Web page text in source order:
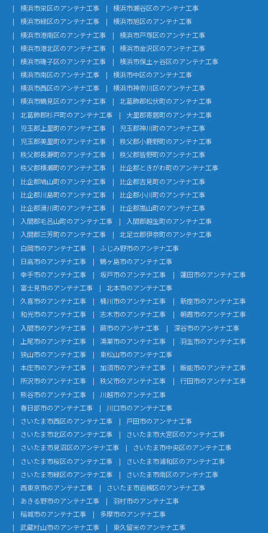
横浜市栄区のアンテナ工事
横浜市瀬谷区のアンテナ工事
横浜市緑区のアンテナ工事
横浜市旭区のアンテナ工事
横浜市港南区のアンテナ工事
横浜市戸塚区のアンテナ工事
横浜市港北区のアンテナ工事
横浜市金沢区のアンテナ工事
横浜市磯子区のアンテナ工事
横浜市保土ヶ谷区のアンテナ工事
横浜市南区のアンテナ工事
横浜市中区のアンテナ工事
横浜市西区のアンテナ工事
横浜市神奈川区のアンテナ工事
横浜市鶴見区のアンテナ工事
北葛飾郡松伏町のアンテナ工事
北葛飾郡杉戸町のアンテナ工事
大里郡寄居町のアンテナ工事
児玉郡上里町のアンテナ工事
児玉郡神川町のアンテナ工事
児玉郡美里町のアンテナ工事
秩父郡小鹿野町のアンテナ工事
秩父郡長瀞町のアンテナ工事
秩父郡皆野町のアンテナ工事
秩父郡横瀬町のアンテナ工事
比企郡ときがわ町のアンテナ工事
比企郡鳩山町のアンテナ工事
比企郡吉見町のアンテナ工事
比企郡川島町のアンテナ工事
比企郡小川町のアンテナ工事
比企郡滑川町のアンテナ工事
比企郡嵐山町のアンテナ工事
入間郡毛呂山町のアンテナ工事
入間郡越生町のアンテナ工事
入間郡三芳町のアンテナ工事
北足立郡伊奈町のアンテナ工事
白岡市のアンテナ工事
ふじみ野市のアンテナ工事
日高市のアンテナ工事
鶴ヶ島市のアンテナ工事
幸手市のアンテナ工事
坂戸市のアンテナ工事
蓮田市のアンテナ工事
富士見市のアンテナ工事
北本市のアンテナ工事
久喜市のアンテナ工事
桶川市のアンテナ工事
新座市のアンテナ工事
和光市のアンテナ工事
志木市のアンテナ工事
朝霞市のアンテナ工事
入間市のアンテナ工事
蕨市のアンテナ工事
深谷市のアンテナ工事
上尾市のアンテナ工事
鴻巣市のアンテナ工事
羽生市のアンテナ工事
狭山市のアンテナ工事
東松山市のアンテナ工事
本庄市のアンテナ工事
加須市のアンテナ工事
飯能市のアンテナ工事
所沢市のアンテナ工事
秩父市のアンテナ工事
行田市のアンテナ工事
熊谷市のアンテナ工事
川越市のアンテナ工事
春日部市のアンテナ工事
川口市のアンテナ工事
さいたま市西区のアンテナ工事
戸田市のアンテナ工事
さいたま市北区のアンテナ工事
さいたま市大宮区のアンテナ工事
さいたま市見沼区のアンテナ工事
さいたま市中央区のアンテナ工事
さいたま市桜区のアンテナ工事
さいたま市浦和区のアンテナ工事
さいたま市緑区のアンテナ工事
さいたま市南区のアンテナ工事
西東京市のアンテナ工事
さいたま市岩槻区のアンテナ工事
あきる野市のアンテナ工事
羽村市のアンテナ工事
稲城市のアンテナ工事
多摩市のアンテナ工事
武蔵村山市のアンテナ工事
東久留米のアンテナ工事